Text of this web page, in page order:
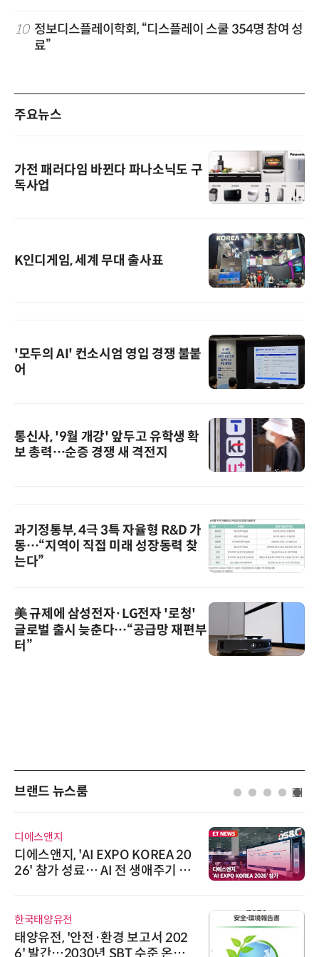
10 정보디스플레이학회, “디스플레이 스쿨 354명 참여 성
료”
주요뉴스
가전 패러다임 바뀐다 파나소닉도 구
독사업
K인디게임, 세계 무대 출사표
'모두의 AI' 컨소시엄 영입 경쟁 불붙
어
통신사, '9월 개강' 앞두고 유학생 확
보 총력…순증 경쟁 새 격전지
과기정통부, 4극 3특 자율형 R&D 가
동…“지역이 직접 미래 성장동력 찾
는다”
美 규제에 삼성전자·LG전자 '로청'
글로벌 출시 늦춘다…“공급망 재편부
터”
브랜드 뉴스룸
디에스앤지
디에스앤지, 'AI EXPO KOREA 20
26' 참가 성료… AI 전 생애주기 아
한국태양유전
태양유전, '안전·환경 보고서 202
6' 발간…2030년 SBT 수준 온실